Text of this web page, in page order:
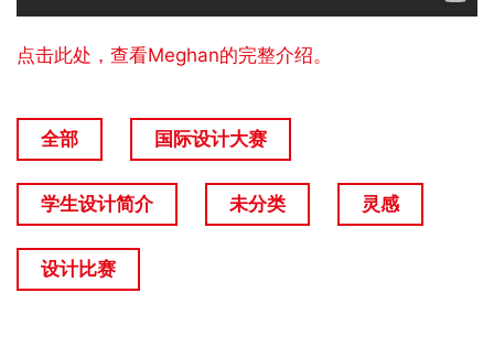
点击此处，查看Meghan的完整介绍。
全部 国际设计大赛
学生设计简介 未分类 灵感
设计比赛